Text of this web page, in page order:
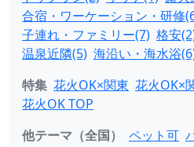
合宿・ワーケーション・研修
子連れ・ファミリー(7) 格安
温泉近隣(5) 海沿い・海水浴
特集 花火OK×関東 花火OK×
花火OK TOP
他テーマ（全国）
ペット可